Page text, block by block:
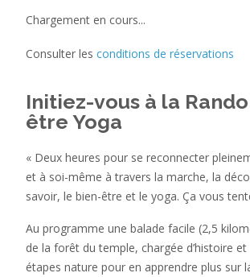
Chargement en cours...
Consulter les conditions de réservations
Initiez-vous à la
être Yoga
« Deux heures pour se reconnecter
et à soi-même à travers la marche, la
savoir, le bien-être et le yoga. Ça vous
Au programme une balade facile (2,5
de la forêt du temple, chargée d’histoire et
étapes nature pour en apprendre plus sur